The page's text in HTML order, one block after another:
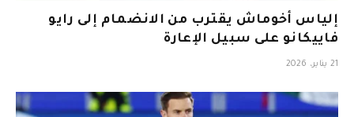
إلياس أخوماش يقترب من الانضمام إلى رايو
فاييكانو على سبيل الإعارة
21 يناير، 2026